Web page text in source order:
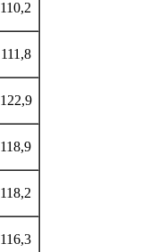
110,2
111,8
122,9
118,9
118,2
116,3